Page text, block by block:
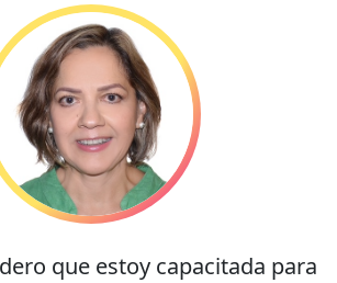
que estoy capacitada para